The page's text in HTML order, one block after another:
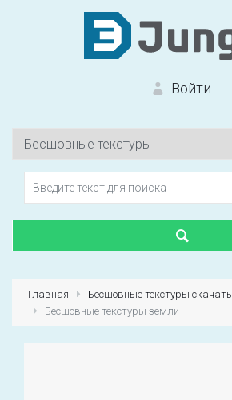
Войти
Вход на сайт
Первый раз?
Главная
Бесшовные текстуры скачать
Бесшовные текстуры земли